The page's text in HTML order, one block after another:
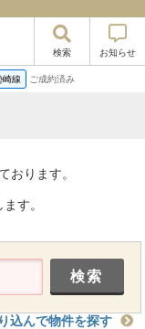
検索 お知らせ
崎線 ご成約済み
おります。
す。
込んで物件を探す